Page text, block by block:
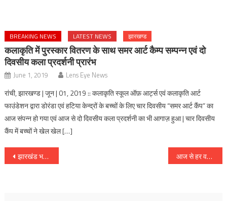
BREAKING NEWS LATEST NEWS झारखण्ड
कलाकृति में पुरस्कार वितरण के साथ समर आर्ट कैम्प सम्पन्न एवं दो
दिवसीय कला प्रदर्शनी प्रारंभ
June 1, 2019 Lens Eye News
रांची, झारखण्ड | जून | 01, 2019 :: कलाकृति स्कूल ऑफ़ आर्ट्स एवं कलाकृति आर्ट
फाउंडेशन द्वारा डोरंडा एवं हटिया केन्द्रों के बच्चों के लिए चार दिवसीय “समर आर्ट कैंप” का
आज संपन्न हो गया एवं आज से दो दिवसीय कला प्रदर्शनी का भी आगाज़ हुआ | चार दिवसीय
कैंप में बच्चों ने खेल खेल […]
Post
झारखंड भवन, नई दिल्ली में मनी धरती आबा बिरसा मुंडा की जयंती एवं झारखंड राज्य स्थापना दिवस आज से हर वर्ष देश 15 नवम्बर अर्थात भगवान बिरसा मुंडा के जन्म दिवस को ‘जनजातीय गौरव दिवस’ के रूप में मनाएगा : प्रधानमंत्री नरेन्द्र मोदी